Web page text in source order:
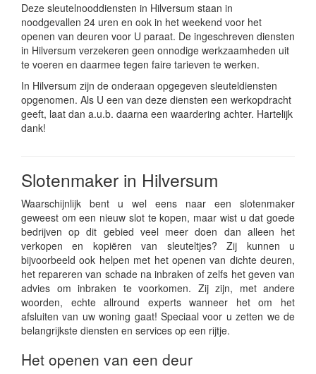
Deze sleutelnooddiensten in Hilversum staan in
noodgevallen 24 uren en ook in het weekend voor het
openen van deuren voor U paraat. De ingeschreven diensten
in Hilversum verzekeren geen onnodige werkzaamheden uit
te voeren en daarmee tegen faire tarieven te werken.
In Hilversum zijn de onderaan opgegeven sleuteldiensten
opgenomen. Als U een van deze diensten een werkopdracht
geeft, laat dan a.u.b. daarna een waardering achter. Hartelijk
dank!
Slotenmaker in Hilversum
Waarschijnlijk bent u wel eens naar een slotenmaker
geweest om een nieuw slot te kopen, maar wist u dat goede
bedrijven op dit gebied veel meer doen dan alleen het
verkopen en kopiëren van sleuteltjes? Zij kunnen u
bijvoorbeeld ook helpen met het openen van dichte deuren,
het repareren van schade na inbraken of zelfs het geven van
advies om inbraken te voorkomen. Zij zijn, met andere
woorden, echte allround experts wanneer het om het
afsluiten van uw woning gaat! Speciaal voor u zetten we de
belangrijkste diensten en services op een rijtje.
Het openen van een deur